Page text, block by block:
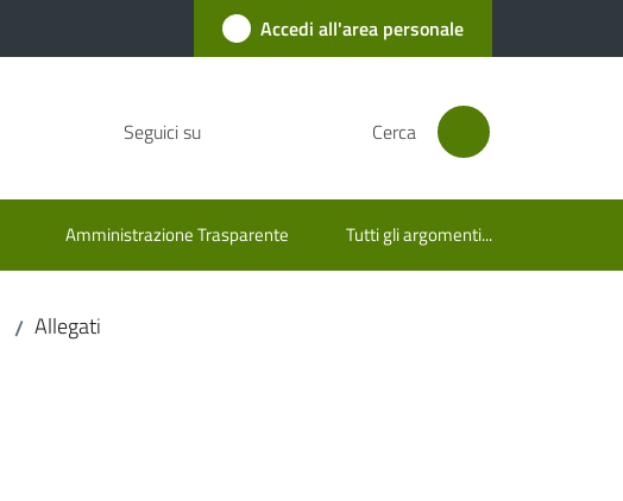
Accedi all'area personale
Seguici su Cerca
Amministrazione Trasparente Tutti gli argomenti...
/ Allegati